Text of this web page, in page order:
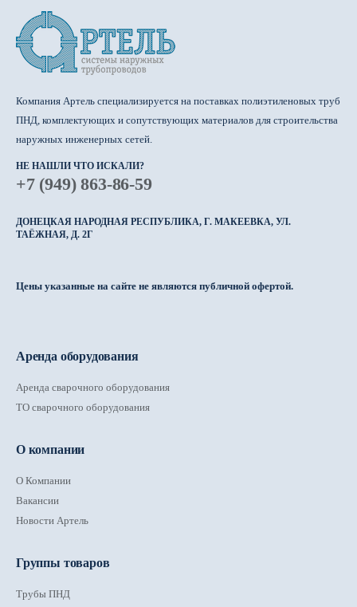
Компания Артель специализируется на поставках полиэтиленовых труб
ПНД, комплектующих и сопутствующих материалов для строительства
наружных инженерных сетей.
НЕ НАШЛИ ЧТО ИСКАЛИ?
+7 (949) 863-86-59
ДОНЕЦКАЯ НАРОДНАЯ РЕСПУБЛИКА, Г. МАКЕЕВКА, УЛ.
ТАЁЖНАЯ, Д. 2Г
Цены указанные на сайте не являются публичной офертой.
Аренда оборудования
Аренда сварочного оборудования
ТО сварочного оборудования
О компании
О Компании
Вакансии
Новости Артель
Группы товаров
Трубы ПНД